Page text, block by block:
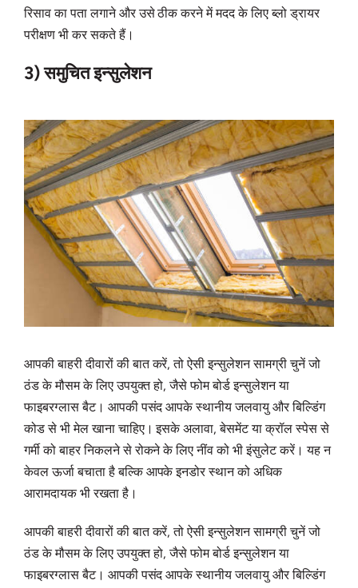
रिसाव का पता लगाने और उसे ठीक करने में मदद के लिए ब्लो ड्रायर
परीक्षण भी कर सकते हैं।
3) समुचित इन्सुलेशन
आपकी बाहरी दीवारों की बात करें, तो ऐसी इन्सुलेशन सामग्री चुनें जो
ठंड के मौसम के लिए उपयुक्त हो, जैसे फोम बोर्ड इन्सुलेशन या
फाइबरग्लास बैट। आपकी पसंद आपके स्थानीय जलवायु और बिल्डिंग
कोड से भी मेल खाना चाहिए। इसके अलावा, बेसमेंट या क्रॉल स्पेस से
गर्मी को बाहर निकलने से रोकने के लिए नींव को भी इंसुलेट करें। यह न
केवल ऊर्जा बचाता है बल्कि आपके इनडोर स्थान को अधिक
आरामदायक भी रखता है।
आपकी बाहरी दीवारों की बात करें, तो ऐसी इन्सुलेशन सामग्री चुनें जो
ठंड के मौसम के लिए उपयुक्त हो, जैसे फोम बोर्ड इन्सुलेशन या
फाइबरग्लास बैट। आपकी पसंद आपके स्थानीय जलवायु और बिल्डिंग